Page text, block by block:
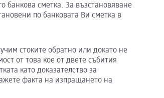
банкова сметка. За възстановяване
по банковата Ви сметка в
стоките обратно или докато не
от това кое от двете събития
като доказателство за
факта на изпращането на